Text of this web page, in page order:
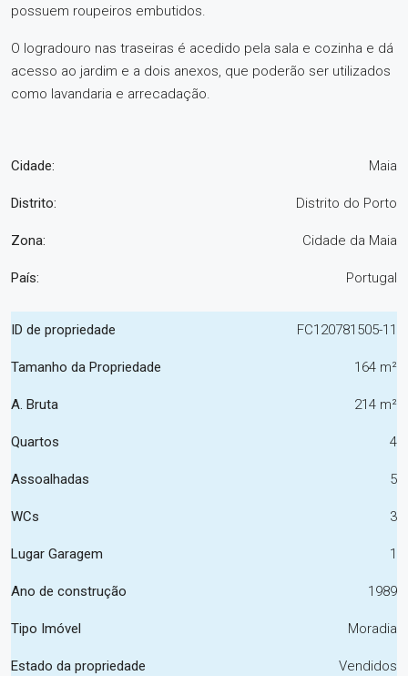
possuem roupeiros embutidos.
O logradouro nas traseiras é acedido pela sala e cozinha e dá
acesso ao jardim e a dois anexos, que poderão ser utilizados
como lavandaria e arrecadação.
Cidade: Maia
Distrito: Distrito do Porto
Zona: Cidade da Maia
País: Portugal
ID de propriedade FC120781505-11
Tamanho da Propriedade 164 m²
A. Bruta 214 m²
Quartos 4
Assoalhadas 5
WCs 3
Lugar Garagem 1
Ano de construção 1989
Tipo Imóvel Moradia
Estado da propriedade Vendidos